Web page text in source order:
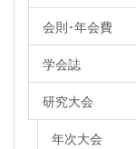
会則･年会費
学会誌
研究大会
年次大会